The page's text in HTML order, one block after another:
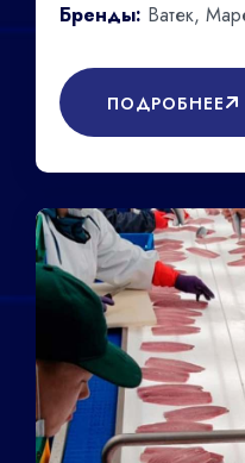
Бренды: Ватек,
ПОДРОБНЕЕ